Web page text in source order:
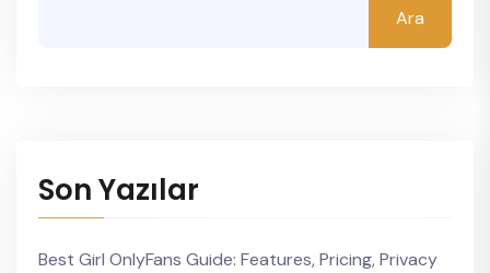
Ara
Son Yazılar
Best Girl OnlyFans Guide: Features, Pricing, Privacy